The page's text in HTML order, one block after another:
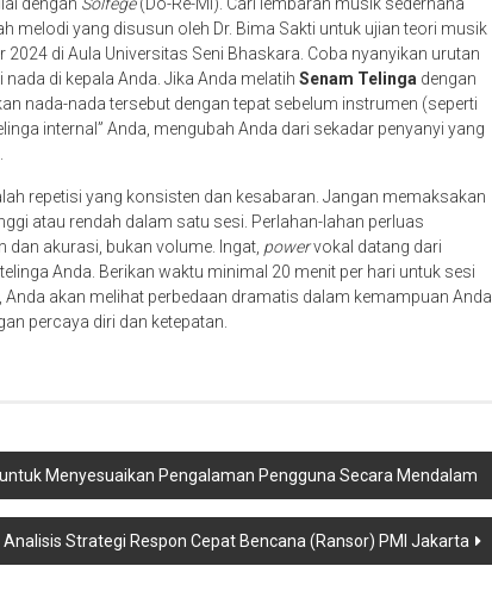
melodi yang disusun oleh Dr. Bima Sakti untuk ujian teori musik
di Aula Universitas Seni Bhaskara. Coba nyanyikan urutan
di kepala Anda. Jika Anda melatih Senam Telinga dengan
nada-nada tersebut dengan tepat sebelum instrumen (seperti
internal” Anda, mengubah Anda dari sekadar penyanyi yang
repetisi yang konsisten dan kesabaran. Jangan memaksakan
atau rendah dalam satu sesi. Perlahan-lahan perluas
akurasi, bukan volume. Ingat, powervokal datang dari
Anda. Berikan waktu minimal 20 menit per hari untuk sesi
akan melihat perbedaan dramatis dalam kemampuan Anda
percaya diri dan ketepatan.
Menyesuaikan Pengalaman Pengguna Secara Mendalam
Analisis Strategi Respon Cepat Bencana (Ransor) PMI Jakarta